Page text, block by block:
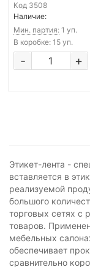
Код 3508
Наличие:
Мин. партия: 1 уп.
В коробке: 15 уп.
+
-
Этикет-лента -
вставляется в
реализуемой
большого
торговых сетях с
товаров.
мебельных
обеспечивает
сравнительно